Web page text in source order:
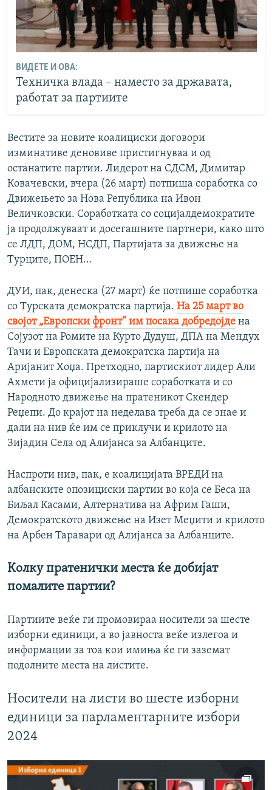
ВИДЕТЕ И ОВА:
Техничка влада – наместо за државата,
работат за партиите
Вестите за новите коалициски договори
изминативе деновиве пристигнуваа и од
останатите партии. Лидерот на СДСМ, Димитар
Ковачевски, вчера (26 март) потпиша соработка со
Движењето за Нова Република на Ивон
Величковски. Соработката со социјалдемократите
ја продолжуваат и досегашните партнери, како што
се ЛДП, ДОМ, НСДП, Партијата за движење на
Турците, ПОЕН…
ДУИ, пак, денеска (27 март) ќе потпише соработка
со Турската демократска партија. На 25 март во
својот „Европски фронт“ им посака добредојде на
Сојузот на Ромите на Курто Дудуш, ДПА на Мендух
Тачи и Европската демократска партија на
Аријанит Хоџа. Претходно, партискиот лидер Али
Ахмети ја официјализираше соработката и со
Народното движење на пратеникот Скендер
Реџепи. До крајот на неделава треба да се знае и
дали на нив ќе им се приклучи и крилото на
Зијадин Села од Алијанса за Албанците.
Наспроти нив, пак, е коалицијата ВРЕДИ на
албанските опозициски партии во која се Беса на
Биљал Касами, Алтернатива на Африм Гаши,
Демократското движење на Изет Меџити и крилото
на Арбен Таравари од Алијанса за Албанците.
Колку пратенички места ќе добијат
помалите партии?
Партиите веќе ги промовираа носители за шесте
изборни единици, а во јавноста веќе излегоа и
информации за тоа кои имиња ќе ги заземат
подолните места на листите.
Носители на листи во шесте изборни
единици за парламентарните избори
2024